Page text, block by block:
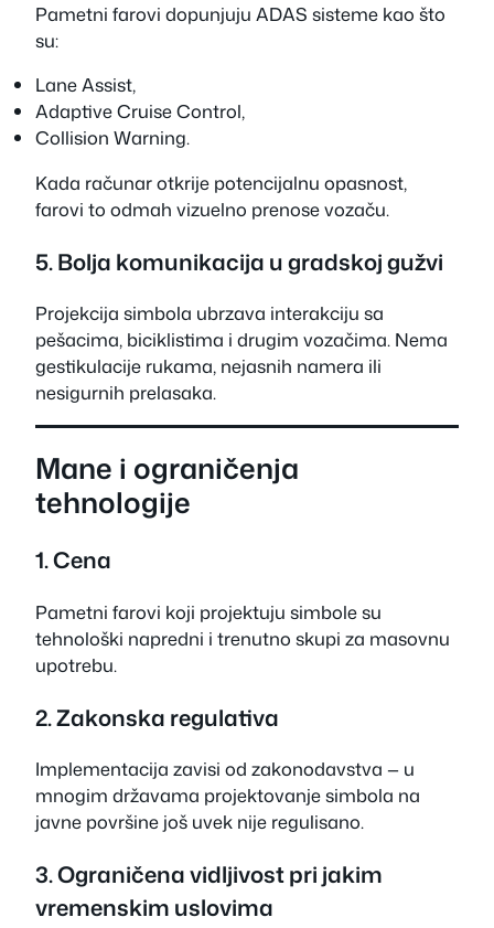
Pametni farovi dopunjuju ADAS sisteme kao što
su:
Lane Assist,
Adaptive Cruise Control,
Collision Warning.
Kada računar otkrije potencijalnu opasnost,
farovi to odmah vizuelno prenose vozaču.
5. Bolja komunikacija u gradskoj gužvi
Projekcija simbola ubrzava interakciju sa
pešacima, biciklistima i drugim vozačima. Nema
gestikulacije rukama, nejasnih namera ili
nesigurnih prelasaka.
Mane i ograničenja
tehnologije
1. Cena
Pametni farovi koji projektuju simbole su
tehnološki napredni i trenutno skupi za masovnu
upotrebu.
2. Zakonska regulativa
Implementacija zavisi od zakonodavstva — u
mnogim državama projektovanje simbola na
javne površine još uvek nije regulisano.
3. Ograničena vidljivost pri jakim
vremenskim uslovima